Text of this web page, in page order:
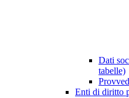
Dati
tabelle)
Enti di diritto